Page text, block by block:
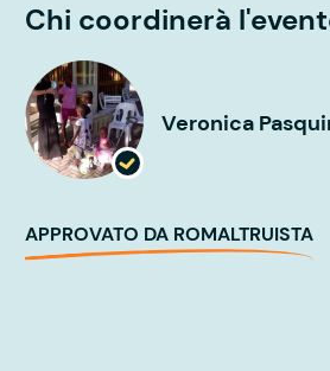
Chi coordinerà
Veronica
APPROVATO DA ROMALTRUISTA